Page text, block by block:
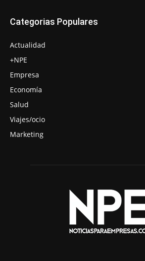
Categorias Populares
Actualidad
+NPE
Empresa
Economía
Salud
Viajes/ocio
Marketing